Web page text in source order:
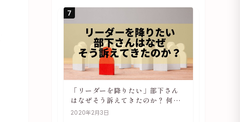
7
「リーダーを降りたい」部下さん
はなぜそう訴えてきたのか？ 何が
辛いのか？ あらためて考えてみる
2020年2月3日